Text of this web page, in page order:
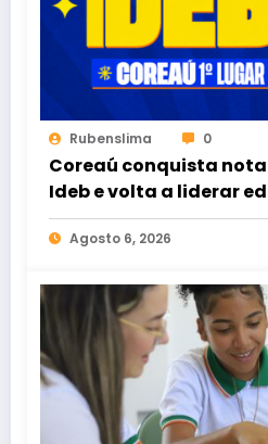
Rubenslima 0
Coreaú conquista
Ideb e volta a liderar
pública no Brasil
Agosto 6, 2026